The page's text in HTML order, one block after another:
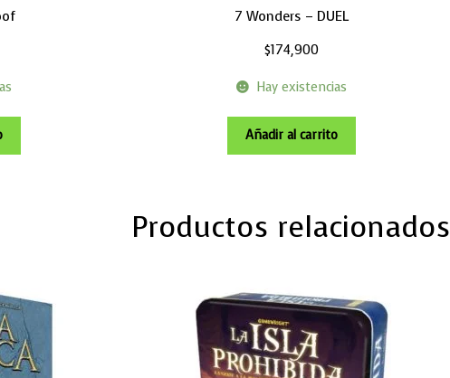
7 Wonders – DUEL
$174,900
Hay existencias
Añadir al carrito
Productos relacionados